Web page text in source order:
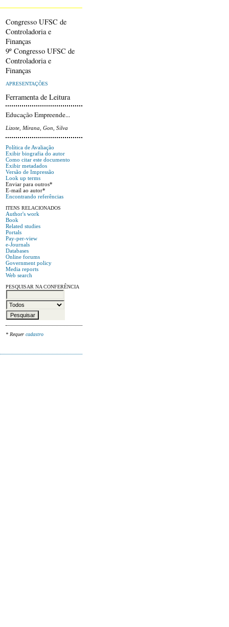
Congresso UFSC de
Controladoria e
Finanças
9º Congresso UFSC de
Controladoria e
Finanças
APRESENTAÇÕES
Ferramenta de Leitura
Educação Empreende...
Lizote, Mirana, Gon, Silva
Política de Avaliação
Exibir biografia do autor
Como citar este documento
Exibir metadados
Versão de Impressão
Look up terms
Enviar para outros*
E-mail ao autor*
Encontrando referências
ITENS RELACIONADOS
Author's work
Book
Related studies
Portals
Pay-per-view
e-Journals
Databases
Online forums
Government policy
Media reports
Web search
PESQUISAR NA CONFERÊNCIA
* Requercadastro